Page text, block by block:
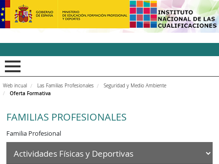
INCUAl - Instituto
Web incual Las Familias Profesionales
Seguridad y Medio Ambiente
Oferta Formativa
FAMILIAS PROFESIONALES
Familia Profesional